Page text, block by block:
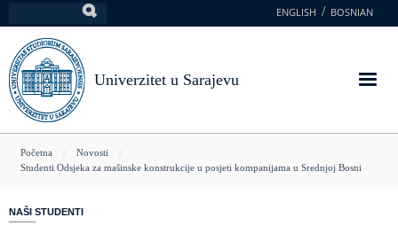
na
glavni
sadržaj
ENGLISH BOSNIAN
Univerzitet u Sarajevu
You
here
Početna
Novosti
Studenti Odsjeka za mašinske konstrukcije u posjeti kompanijama u Srednjoj Bosni
NAŠI STUDENTI